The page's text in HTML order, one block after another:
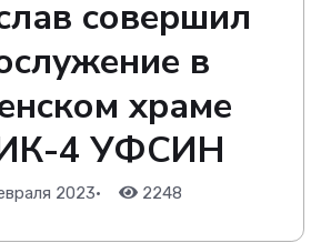
совершил
в
храме
4 УФСИН
2023• 2248